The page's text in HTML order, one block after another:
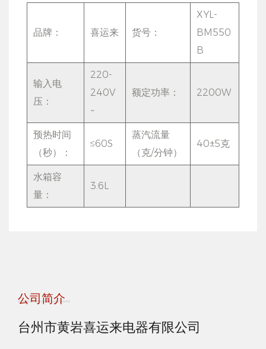
4、耐用可靠：产品采用高质量材料制成，具有良好的耐用
性和可靠性。 220-240V的电压供应也保证了产品的稳定
运行。
5.大容量水箱：3.6L水箱容量可支持长期使用，减少频繁加
水的麻烦。用户加水一次后可连续使用一段时间，提高工作
效率。
6、安全性能高：产品采用220-240V电压供电，安全可
靠。同时预热时间不超过60秒，避免预热时间过长带来的
安全隐患。
4.将衣服平放在熨衣板上，将蒸汽喷嘴对准衣服表面。
5. 轻轻移动蒸汽喷嘴，使蒸汽均匀覆盖衣物的整个表面。
品牌： 喜运来 货号：
XYL-
BM550
B
输入电
压：
220-
240V
~
额定功率： 2200W
预热时间
（秒）：
≤60S
蒸汽流量
（克/分钟）
40±5克
水箱容
量：
3.6L
公司简介
台州市黄岩喜运来电器有限公司